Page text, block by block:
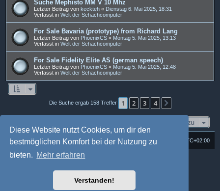
Diese Website nutzt Cookies, um dir den
bestmöglichen Komfort bei der Nutzung zu
bieten. Mehr erfahren
Verstanden!
Suche Mephisto MM V 10 Mhz
Letzter Beitrag von keckteh « Dienstag 6. Mai 2025, 18:31
Verfasst in Welt der Schachcomputer
For Sale Bavaria (prototype) from Richard Lang
Letzter Beitrag von PhoenixCS « Montag 5. Mai 2025, 13:13
Verfasst in Welt der Schachcomputer
For Sale Fidelity Elite AS (german speech)
Letzter Beitrag von PhoenixCS « Montag 5. Mai 2025, 12:48
Verfasst in Welt der Schachcomputer
Die Suche ergab 158 Treffer 1 2 3 4
Gehe zu
Foren-Übersicht Alle Zeiten sind UTC+02:00
Alle Cookies löschen
Powered byphpBB
Style: Multi Design by Joyce&Luna
phpBB-Style-Design
phpBB Two Factor Authentication ©
Datenschutz|Nutzungsbedingungen